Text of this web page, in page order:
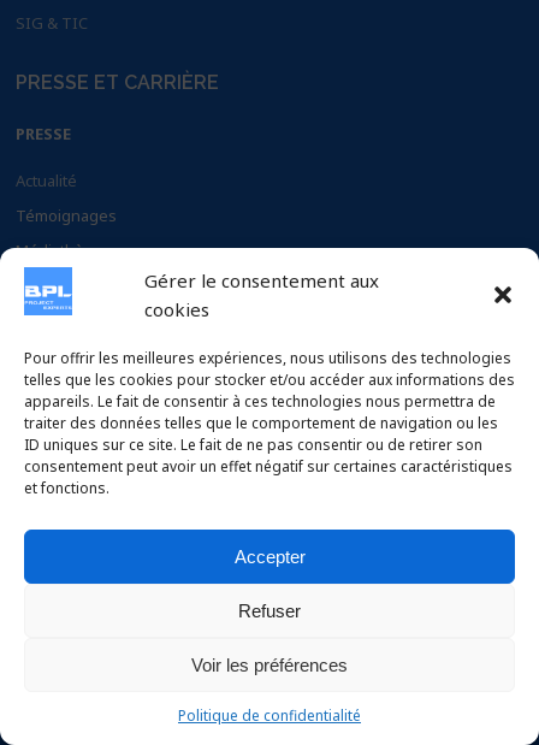
Gérer le consentement aux
cookies
Pour offrir les meilleures expériences, nous utilisons des technologies
telles que les cookies pour stocker et/ou accéder aux informations des
appareils. Le fait de consentir à ces technologies nous permettra de
traiter des données telles que le comportement de navigation ou les
ID uniques sur ce site. Le fait de ne pas consentir ou de retirer son
consentement peut avoir un effet négatif sur certaines caractéristiques
et fonctions.
Accepter
Refuser
Voir les préférences
Politique de confidentialité
SIG & TIC
PRESSE ET CARRIÈRE
PRESSE
Actualité
Témoignages
Médiathèque
Documents
CARRIERE
Pourquoi choisir BPL
Postulez à nos offres
Copyright © 2026 BPL Project Experts SAS – Conception :